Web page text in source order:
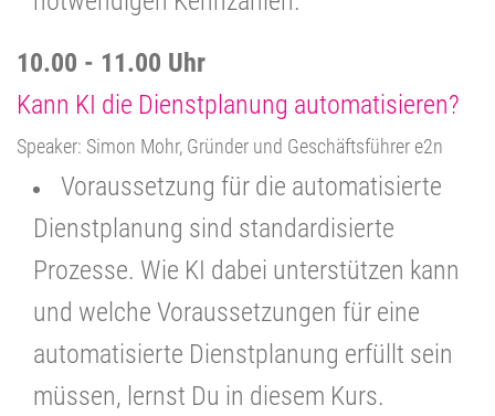
10.00 - 11.00 Uhr
Kann KI die Dienstplanung automatisieren?
Speaker: Simon Mohr, Gründer und Geschäftsführer e2n
Voraussetzung für die automatisierte
Dienstplanung sind standardisierte
Prozesse. Wie KI dabei unterstützen kann
und welche Voraussetzungen für eine
automatisierte Dienstplanung erfüllt sein
müssen, lernst Du in diesem Kurs.